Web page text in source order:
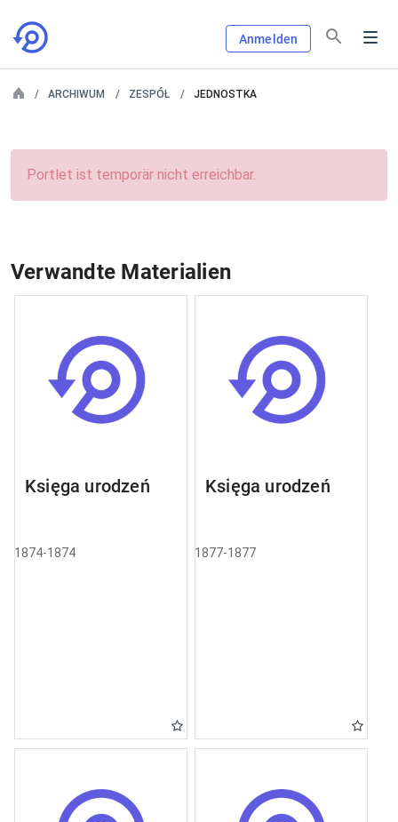
Anmelden
ARCHIWUM ZESPÓŁ JEDNOSTKA
Portlet ist temporär nicht erreichbar.
Verwandte Materialien
Księga urodzeń
1874-1874
Księga urodzeń
1877-1877